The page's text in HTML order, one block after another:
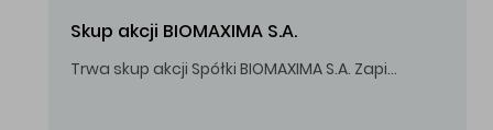
Skup akcji BIOMAXIMA S.A.
Trwa skup akcji Spółki BIOMAXIMA S.A. Zapisy do 4 sierpnia 2026 r. do godz. 16.00.